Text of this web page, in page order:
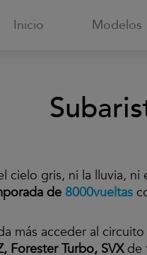
Inicio Modelos
cielo gris, ni la lluvia,
de 8000vueltas
más acceder al
Forester Turbo, SVXde